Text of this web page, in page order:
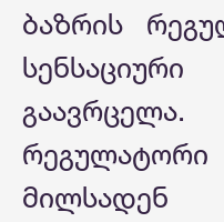
ბაზრის
რეგულატორი
მილსადენ